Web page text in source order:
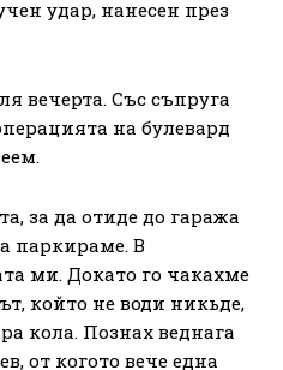
удар, нанесен през
вечерта. Със съпруга
на булевард
за да отиде до гаража
паркираме. В
ми. Докато го чакахме
който не води никьде,
кола. Познах веднага
от когото вече една